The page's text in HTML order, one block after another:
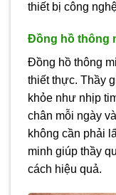
thiết bị công
Đồng hồ thông
Đồng hồ thông
thiết thực. Thầy
khỏe như nhịp
chân mỗi ngày
không cần phải
minh giúp thầy
cách hiệu quả.